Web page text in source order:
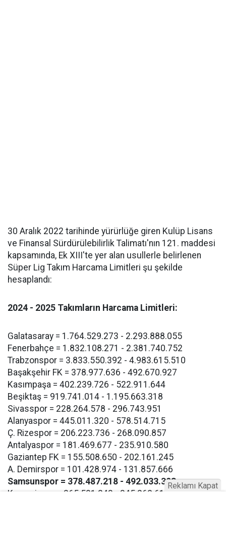
30 Aralık 2022 tarihinde yürürlüğe giren Kulüp Lisans
ve Finansal Sürdürülebilirlik Talimatı'nın 121. maddesi
kapsamında, Ek XIII'te yer alan usullerle belirlenen
Süper Lig Takım Harcama Limitleri şu şekilde
hesaplandı:
2024 - 2025 Takımların Harcama Limitleri:
Galatasaray = 1.764.529.273 - 2.293.888.055
Fenerbahçe = 1.832.108.271 - 2.381.740.752
Trabzonspor = 3.833.550.392 - 4.983.615.510
Başakşehir FK = 378.977.636 - 492.670.927
Kasımpaşa = 402.239.726 - 522.911.644
Beşiktaş = 919.741.014 - 1.195.663.318
Sivasspor = 228.264.578 - 296.743.951
Alanyaspor = 445.011.320 - 578.514.715
Ç. Rizespor = 206.223.736 - 268.090.857
Antalyaspor = 181.469.677 - 235.910.580
Gaziantep FK = 155.508.650 - 202.161.245
A. Demirspor = 101.428.974 - 131.857.666
Samsunspor = 378.487.218 - 492.033.383
Kayserispor = 265.591.243 - 345.268.616
Reklamı Kapat